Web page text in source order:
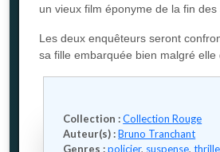
un vieux film éponyme de la fin
Les deux enquêteurs seront
sa fille embarquée bien malgré elle
Collection :Collection Rouge
Auteur(s) :Bruno Tranchant
Genres :policier, suspense,